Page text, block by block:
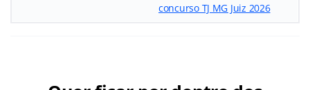
concurso TJ MG Juiz 2026